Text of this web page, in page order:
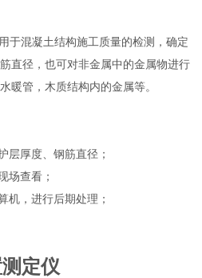
于混凝土结构施工质量的检测，确定
直径，也可对非金属中的金属物进行
暖管，木质结构内的金属等。
层厚度、钢筋直径；
场查看；
机，进行后期处理；
定仪